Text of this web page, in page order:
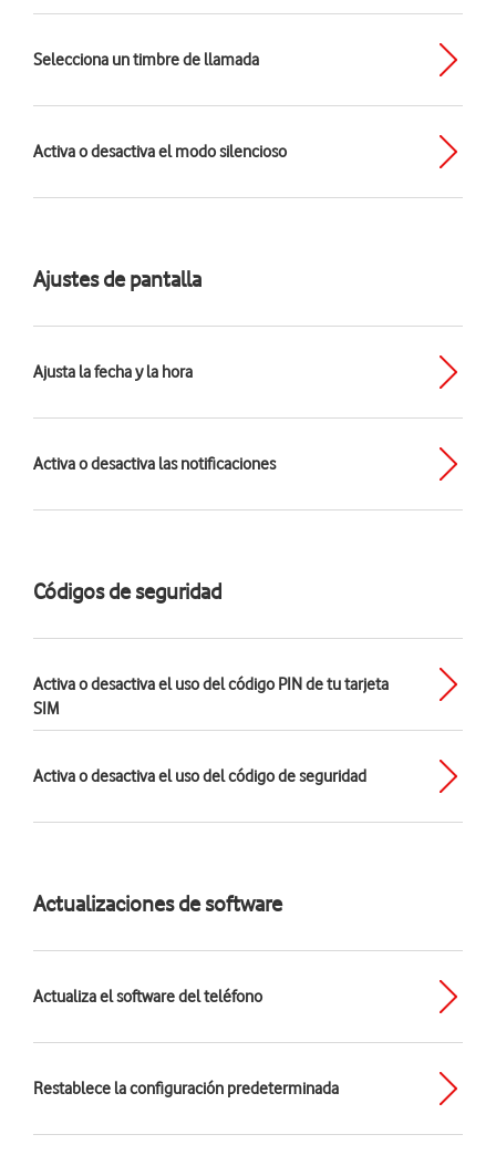
Selecciona un timbre de llamada
Activa o desactiva el modo silencioso
Ajustes de pantalla
Ajusta la fecha y la hora
Activa o desactiva las notificaciones
Códigos de seguridad
Activa o desactiva el uso del código PIN de tu tarjeta
SIM
Activa o desactiva el uso del código de seguridad
Actualizaciones de software
Actualiza el software del teléfono
Restablece la configuración predeterminada